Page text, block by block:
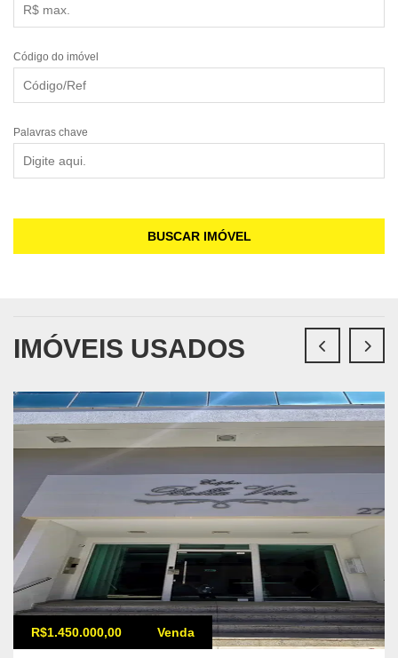
Código do imóvel
Palavras chave
BUSCAR IMÓVEL
IMÓVEIS USADOS
R$1.450.000,00 Venda